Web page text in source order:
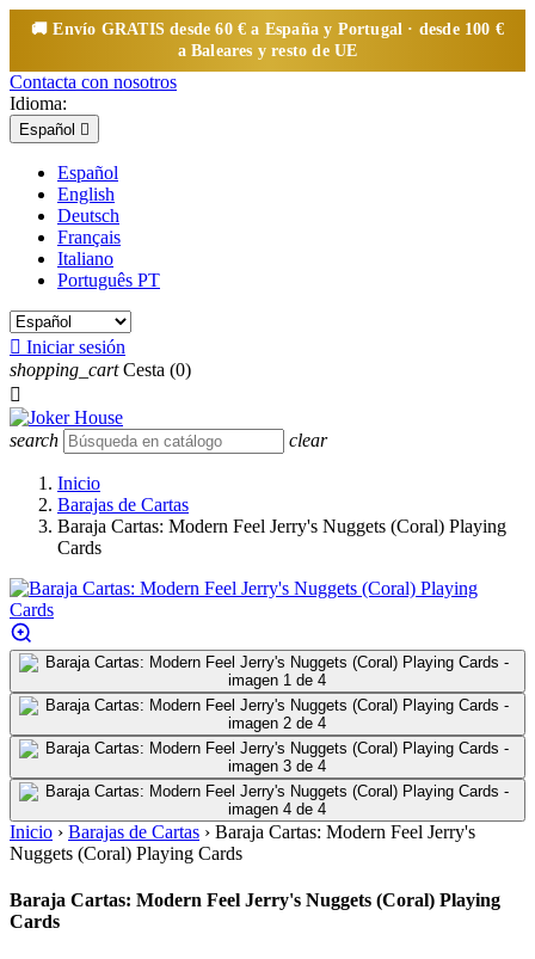
🚚 Envío GRATISdesde 60 € a España y Portugal · desde 100 €
a Baleares y resto de UE
Contacta con nosotros
Idioma:
Español 
Español
English
Deutsch
Français
Italiano
Português PT
 Iniciar sesión
shopping_cart Cesta (0)

search clear
Inicio
Barajas de Cartas
Baraja Cartas: Modern Feel Jerry's Nuggets (Coral) Playing
Cards
Inicio › Barajas de Cartas › Baraja Cartas: Modern Feel Jerry's
Nuggets (Coral) Playing Cards
Baraja Cartas: Modern Feel Jerry's Nuggets (Coral) Playing
Cards